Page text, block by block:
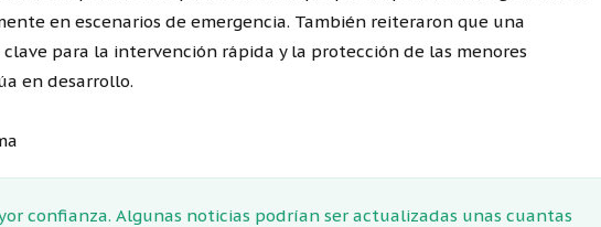
en escenarios de emergencia. También reiteraron que una
para la intervención rápida y la protección de las menores
en desarrollo.
confianza. Algunas noticias podrían ser actualizadas unas cuantas